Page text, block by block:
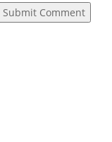
Submit Comment